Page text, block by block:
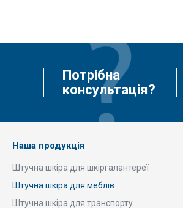
Потрібна
консультація?
Наша продукція
Штучна шкіра для шкіргалантереї
Штучна шкіра для меблів
Штучна шкіра для транспорту